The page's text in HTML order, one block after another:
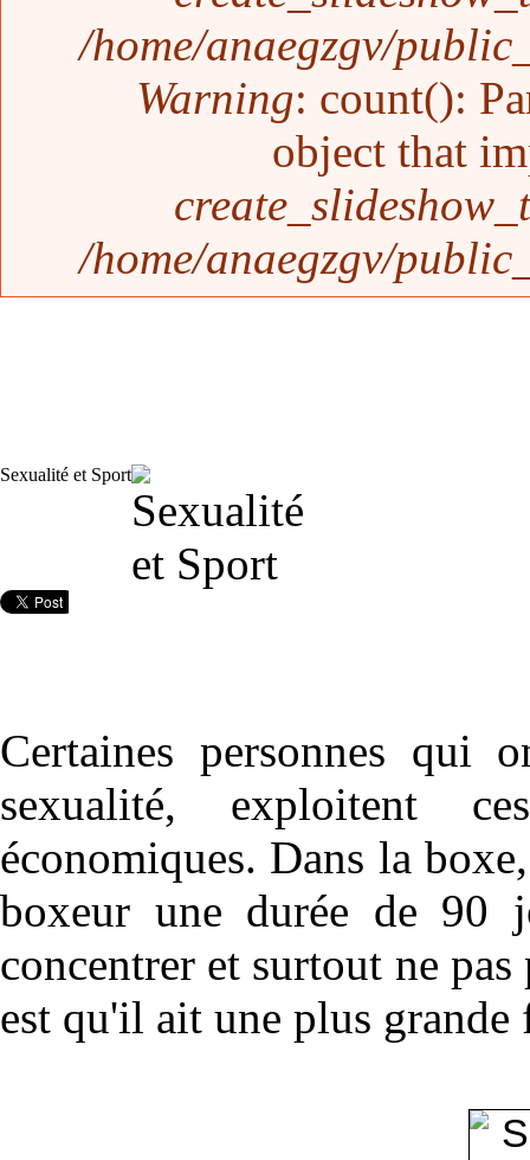
/home/anaegzgv/
Warning: count():
object that
/home/anaegzgv/
Sexualité et Sport
Certaines personnes qui
sexualité, exploitent
économiques. Dans la
boxeur une durée de 90
concentrer et surtout ne
est qu'il ait une plus grande